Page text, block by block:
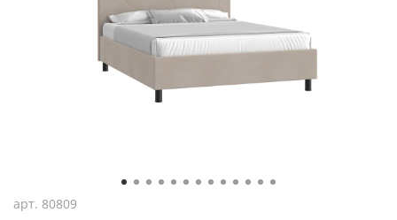
арт. 80809